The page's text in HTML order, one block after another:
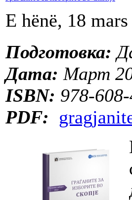
E hënë, 18
Подготовка:
Дата: Март
ISBN: 978-
PDF: